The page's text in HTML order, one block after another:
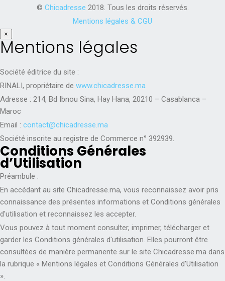
© Chicadresse 2018. Tous les droits réservés.
Mentions légales & CGU
×
Mentions légales
Société éditrice du site :
RINALI, propriétaire de www.chicadresse.ma
Adresse : 214, Bd Ibnou Sina, Hay Hana, 20210 – Casablanca –
Maroc
Email : contact@chicadresse.ma
Société inscrite au registre de Commerce n° 392939.
Conditions Générales
d’Utilisation
Préambule :
En accédant au site Chicadresse.ma, vous reconnaissez avoir pris
connaissance des présentes informations et Conditions générales
d'utilisation et reconnaissez les accepter.
Vous pouvez à tout moment consulter, imprimer, télécharger et
garder les Conditions générales d'utilisation. Elles pourront être
consultées de manière permanente sur le site Chicadresse.ma dans
la rubrique « Mentions légales et Conditions Générales d’Utilisation
».